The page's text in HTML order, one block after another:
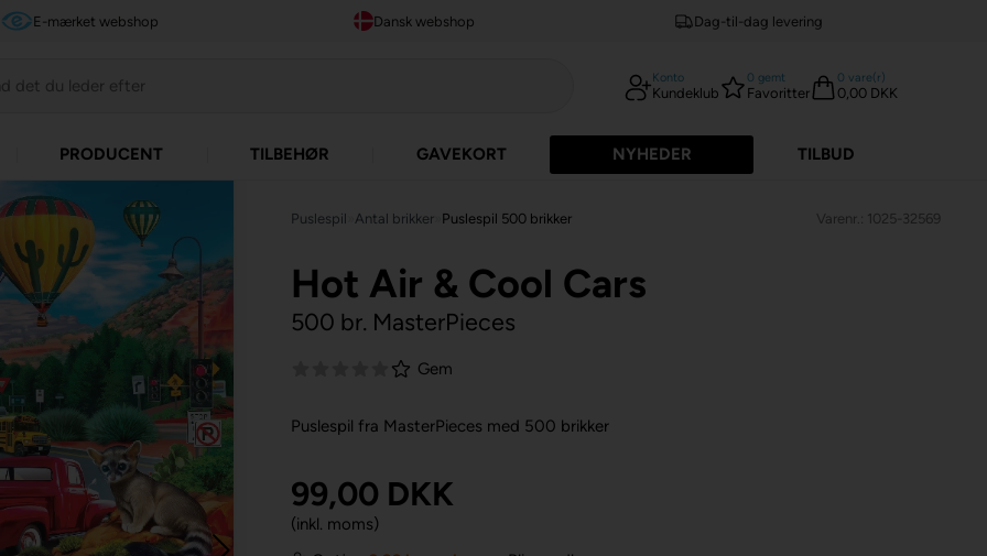
E-mærket webshop Dansk webshop Dag-til-dag levering
Konto
Kundeklub
0 gemt
Favoritter
0 vare(r)
0,00 DKK
PRODUCENT TILBEHØR GAVEKORT NYHEDER TILBUD
Puslespil Antal brikker Puslespil 500 brikker Varenr.: 1025-32569
Hot Air & Cool Cars
500 br. MasterPieces
Gem
Puslespil fra MasterPieces med 500 brikker
99,00 DKK
(inkl. moms)